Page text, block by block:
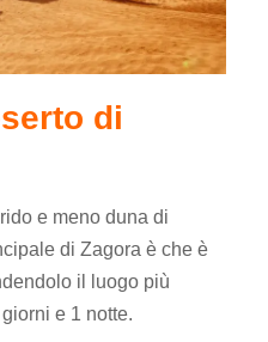
di
e meno duna di
di Zagora è che è
il luogo più
e 1 notte.